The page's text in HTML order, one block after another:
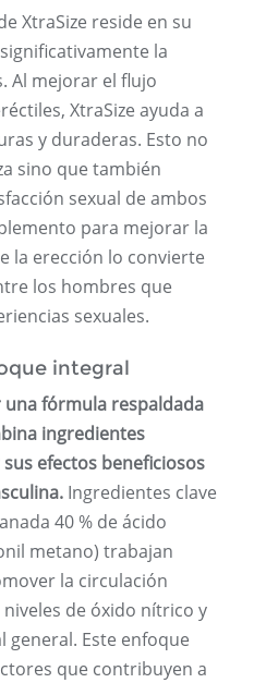
XtraSize reside en su
la
Al mejorar el flujo
XtraSize ayuda a
y duraderas. Esto no
sino que también
sexual de ambos
para mejorar la
la erección lo convierte
los hombres que
sexuales.
integral
una fórmula respaldada
ingredientes
efectos beneficiosos
Ingredientes clave
40 % de ácido
metano) trabajan
la circulación
de óxido nítrico y
general. Este enfoque
que contribuyen a